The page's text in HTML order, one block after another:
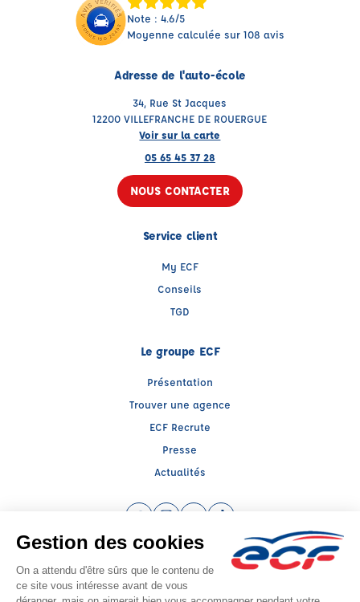
Note : 4.6/5
Moyenne calculée sur 108 avis
Adresse de l'auto-école
34, Rue St Jacques
12200 VILLEFRANCHE DE ROUERGUE
Voir sur la carte
05 65 45 37 28
NOUS CONTACTER
Service client
My ECF
Conseils
TGD
Le groupe ECF
Présentation
Trouver une agence
ECF Recrute
Presse
Actualités
Facebook (nouvelle fenêtre)
Instagram (nouvelle fenêtre)
YouTube (nouvelle fenêtre)
TikTok (nouvelle fenêtre)
Raison sociale : FORMATION TRASNPORT ET GESTION DES RISQU - Capital
social: 2000€
SIREN: 829922368 - Numéro de TVA intracommunautaire: